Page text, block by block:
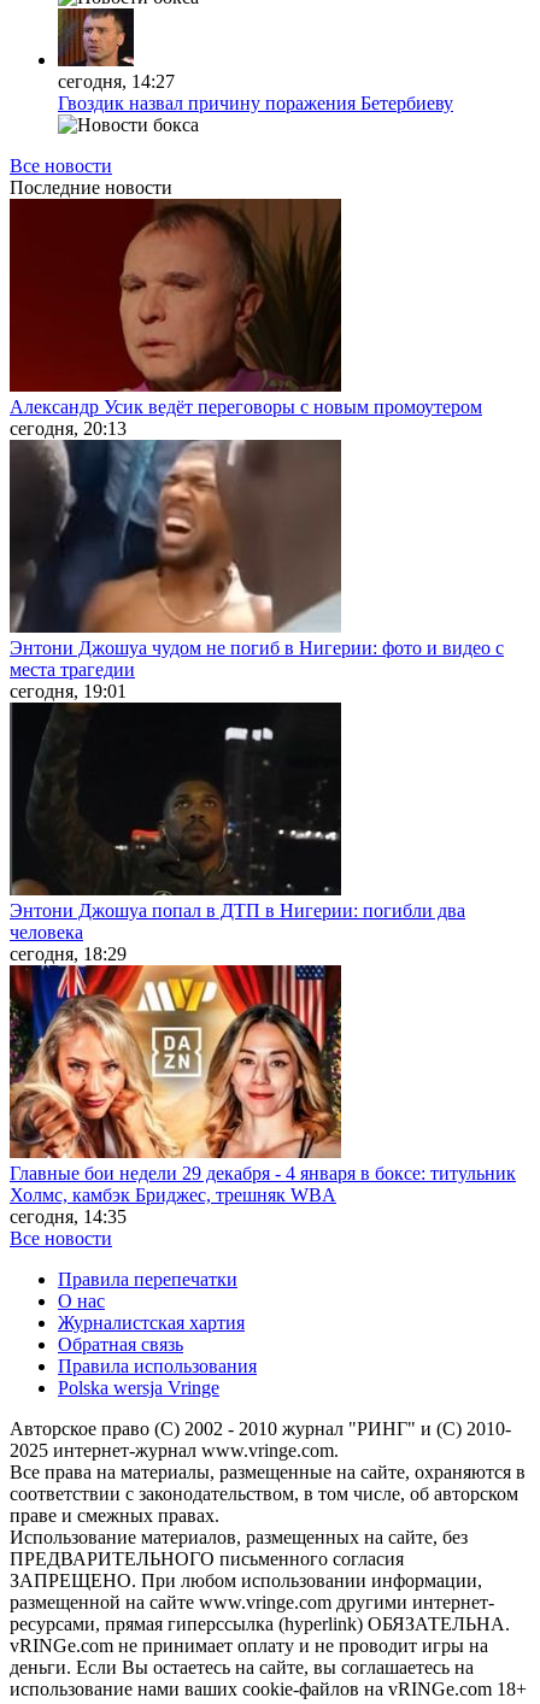
сегодня, 14:27
Гвоздик назвал причину поражения Бетербиеву
Все новости
Последние новости
Александр Усик ведёт переговоры с новым промоутером
сегодня, 20:13
Энтони Джошуа чудом не погиб в Нигерии: фото и видео с
места трагедии
сегодня, 19:01
Энтони Джошуа попал в ДТП в Нигерии: погибли два
человека
сегодня, 18:29
Главные бои недели 29 декабря - 4 января в боксе: титульник
Холмс, камбэк Бриджес, трешняк WBA
сегодня, 14:35
Все новости
Правила перепечатки
О нас
Журналистская хартия
Обратная связь
Правила использования
Polska wersja Vringe
Авторское право (С) 2002 - 2010 журнал "РИНГ" и (С) 2010-
2025 интернет-журнал www.vringe.com.
Все права на материалы, размещенные на сайте, охраняются в
соответствии с законодательством, в том числе, об авторском
праве и смежных правах.
Использование материалов, размещенных на сайте, без
ПРЕДВАРИТЕЛЬНОГО письменного согласия
ЗАПРЕЩЕНО. При любом использовании информации,
размещенной на сайте www.vringe.com другими интернет-
ресурсами, прямая гиперссылка (hyperlink) ОБЯЗАТЕЛЬНА.
vRINGe.com не принимает оплату и не проводит игры на
деньги. Если Вы остаетесь на сайте, вы соглашаетесь на
использование нами ваших cookie-файлов на vRINGe.com 18+